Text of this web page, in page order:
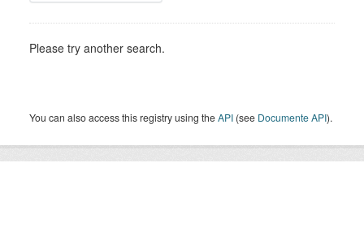
Please try another search.
You can also access this registry using theAPI (see Documente API).